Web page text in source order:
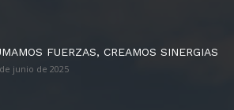
FUERZAS, CREAMOS SINERGIAS
junio de 2025